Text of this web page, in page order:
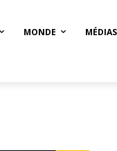
MONDE MÉDIAS